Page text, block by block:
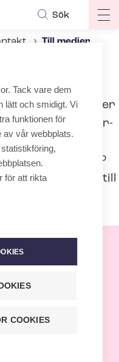
Sök
Till medier
Letar du efter
bak­grunds­in­for­
social- och
styr dig till
Tack vare dem
lätt och smidigt. Vi
funktionen för
av vår webbplats.
för att rikta
COOKIES